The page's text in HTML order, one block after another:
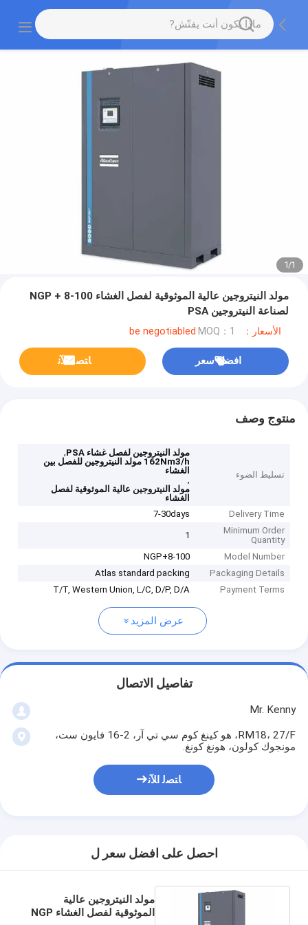
1
/
1
مولد النيتروجين عالية الموثوقية لفصل الغشاء NGP + 8-100
لصناعة النيتروجين PSA
الأسعار：be negotiabled MOQ：1
افضل سعر ﺎﺘﺼﻟ ﺍﻶﻧ
منتوج وصف
تسليط الضوء
مولد النيتروجين لفصل غشاء PSA
,
162Nm3/h مولد النيتروجين للفصل بين
الغشاء
,
مولد النيتروجين عالية الموثوقية لفصل
الغشاء
Delivery Time
7-30days
Minimum Order
Quantity
1
Model Number
NGP+8-100
Packaging Details
Atlas standard packing
Payment Terms
T/T, Western Union, L/C, D/P, D/A
عرض المزيد
تفاصيل الاتصال
Mr. Kenny
RM18، 27/F، هو كينغ كوم سي تي آر، 2-16 فايون ست،
مونجوك كولون، هونغ كونغ.
ﺎﺘﺼﻟ ﺍﻶﻧ
احصل على افضل سعر ل
مولد النيتروجين عالية
الموثوقية لفصل الغشاء NGP